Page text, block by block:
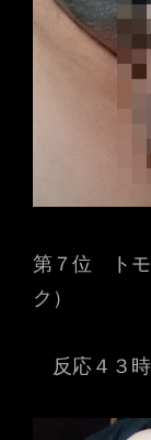
第７位 ト
ク）
反応４３時